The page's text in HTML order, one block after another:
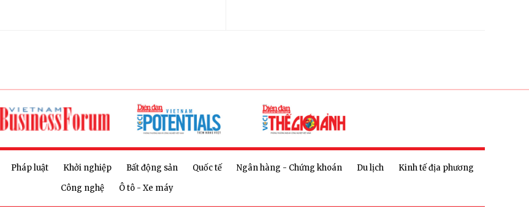
Pháp luật Khởi nghiệp Bất động sản Quốc tế Ngân hàng - Chứng khoán Du lịch
Kinh tế địa phương
Công nghệ
Ô tô - Xe máy